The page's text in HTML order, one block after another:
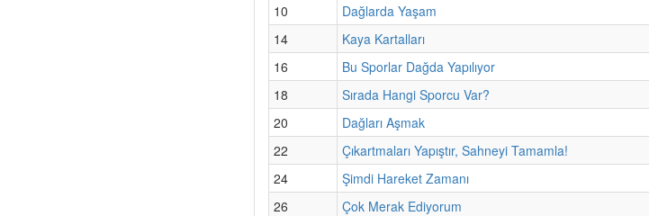
10
Dağlarda Yaşam
14
Kaya Kartalları
16
Bu Sporlar Dağda Yapılıyor
18
Sırada Hangi Sporcu Var?
20
Dağları Aşmak
22
Çıkartmaları Yapıştır, Sahneyi Tamamla!
24
Şimdi Hareket Zamanı
26
Çok Merak Ediyorum